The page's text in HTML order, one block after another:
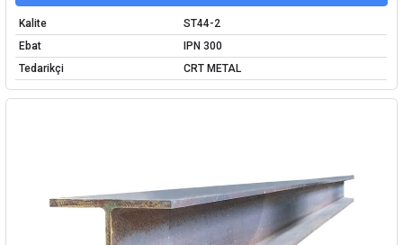
Kalite
ST44-2
Ebat
IPN 300
Tedarikçi
CRT METAL